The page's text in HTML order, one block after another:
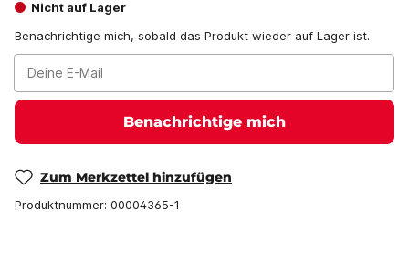
Nicht auf Lager
Benachrichtige mich, sobald das Produkt wieder auf Lager ist.
Deine E-Mail
Benachrichtige mich
Zum Merkzettel hinzufügen
Produktnummer: 00004365-1